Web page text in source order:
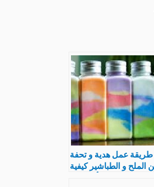
طريقة عمل هدية و تحفة
الملح و الطباشير كيفية